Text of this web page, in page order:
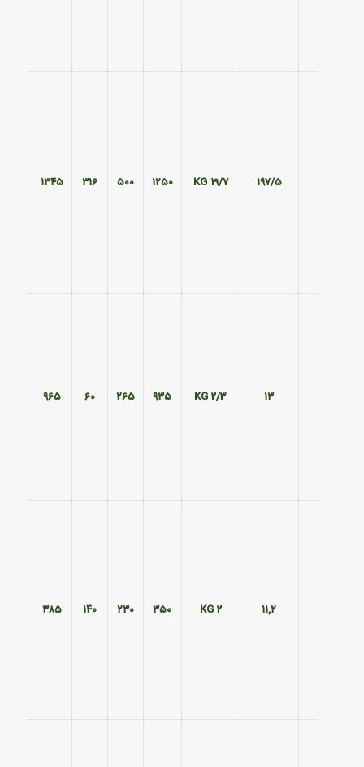
۱۹۷/۵ 19/7 KG ۱۲۵۰ ۵۰۰ ۳۱۶ ۱۳۴۵
۱۳ 2/3 KG ۹۳۵ ۲۶۵ ۶۰ ۹۶۵
۱۱,۲ 2 KG ۳۵۰ ۲۳۰ ۱۴۰ ۳۸۵